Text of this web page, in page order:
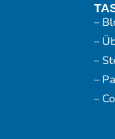
–
–
–
–
–